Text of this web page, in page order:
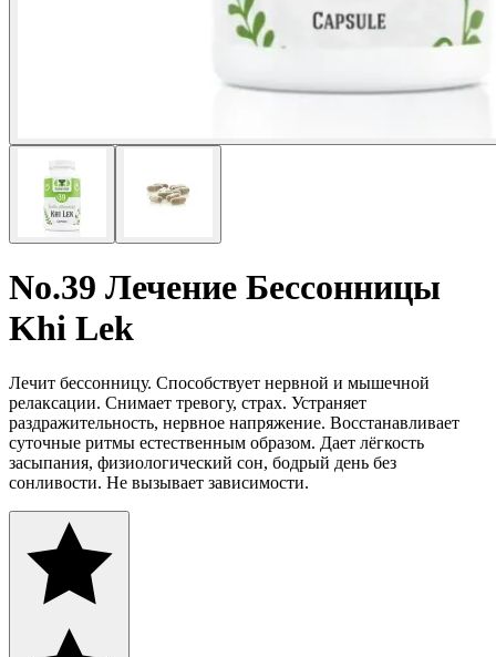
No.39 Лечение Бессонницы
Khi Lek
Лечит бессонницу. Способствует нервной и мышечной
релаксации. Снимает тревогу, страх. Устраняет
раздражительность, нервное напряжение. Восстанавливает
суточные ритмы естественным образом. Дает лёгкость
засыпания, физиологический сон, бодрый день без
сонливости. Не вызывает зависимости.